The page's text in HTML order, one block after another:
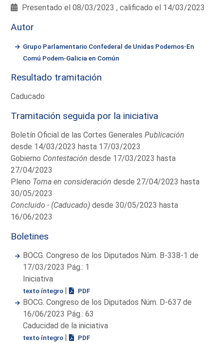
Presentado el 08/03/2023 , calificado el 14/03/2023
Autor
Grupo Parlamentario Confederal de Unidas Podemos-En
Comú Podem-Galicia en Común
Resultado tramitación
Caducado
Tramitación seguida por la iniciativa
Boletín Oficial de las Cortes GeneralesPublicación
desde 14/03/2023 hasta 17/03/2023
Gobierno Contestación desde 17/03/2023 hasta
27/04/2023
Pleno Toma en consideración desde 27/04/2023 hasta
30/05/2023
Concluido - (Caducado) desde 30/05/2023 hasta
16/06/2023
Boletines
BOCG. Congreso de los Diputados Núm. B-338-1 de
17/03/2023 Pág.: 1
Iniciativa
texto íntegro | PDF
BOCG. Congreso de los Diputados Núm. D-637 de
16/06/2023 Pág.: 63
Caducidad de la iniciativa
texto íntegro | PDF